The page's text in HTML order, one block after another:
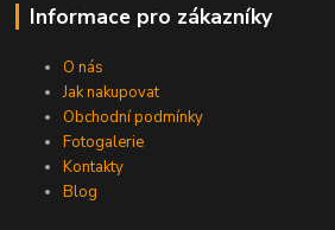
Informace pro zákazníky
O nás
Jak nakupovat
Obchodní podmínky
Fotogalerie
Kontakty
Blog